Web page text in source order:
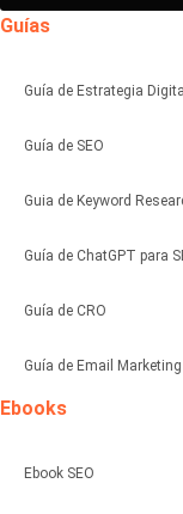
Guías
Guía de Estrategia
Guía de SEO
Guia de Keyword
Guía de ChatGPT para
Guía de CRO
Guía de Email Marketing
Ebooks
Ebook SEO